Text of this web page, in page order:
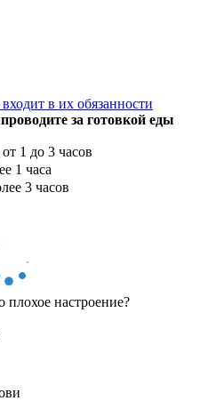
в их обязанности
за готовкой еды
1 до 3 часов
1 часа
3 часов
плохое настроение?